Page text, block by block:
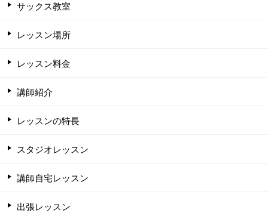
サックス教室
レッスン場所
レッスン料金
講師紹介
レッスンの特長
スタジオレッスン
講師自宅レッスン
出張レッスン